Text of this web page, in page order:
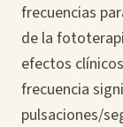
frecuencias
de la
efectos
frecuencia
pulsaciones/